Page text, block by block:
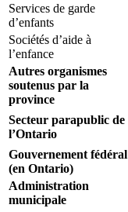
Services de garde
d’enfants
Sociétés d’aide à
l’enfance
Autres organismes
soutenus par la
province
Secteur parapublic de
l’Ontario
Gouvernement fédéral
(en Ontario)
Administration
municipale